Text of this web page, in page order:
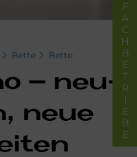
Bette Bette
– neu­
neue
FACHBETRIEBE